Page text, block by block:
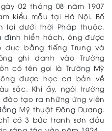
02 tháng 08 năm 1907
kiểu mẫu tại Hà Nội. Bố
lại dưới thời Pháp thuộc.
đình hiển hách, ông được
bằng tiếng Trung và
ghi danh vào Trường
có tên gọi là Trường Mỹ
ông được học cơ bản về
sắc. Khi ấy, ngôi trường
tạo ra những ứng viên
Mỹ thuật Đông Dương.
có 3 bức tranh sơn dầu